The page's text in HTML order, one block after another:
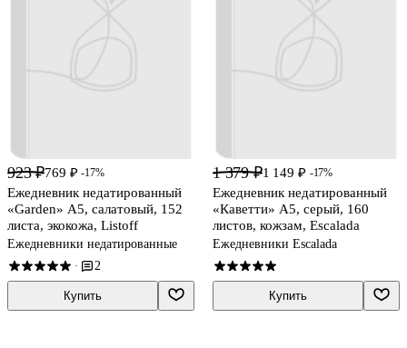
923 ₽769 ₽ -17%
Ежедневник недатированный
«Garden» А5, салатовый, 152
листа, экокожа, Listoff
Ежедневники недатированные
· 2
Купить
1 379 ₽1 149 ₽ -17%
Ежедневник недатированный
«Каветти» А5, серый, 160
листов, кожзам, Escalada
Ежедневники Escalada
Купить